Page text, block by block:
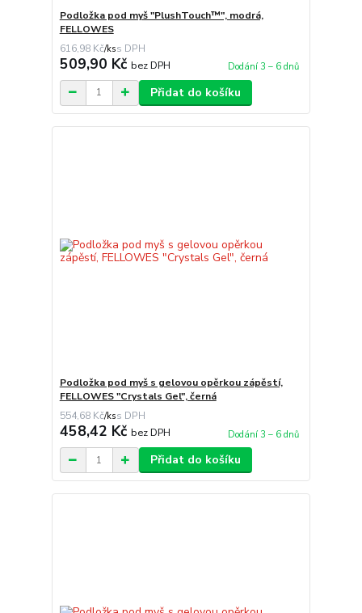
Podložka pod myš "PlushTouch™", modrá,
FELLOWES
616,98 Kč/ks
509,90 Kč bez DPH Dodání 3 – 6 dnů
Přidat do košíku
Podložka pod myš s gelovou opěrkou zápěstí,
FELLOWES "Crystals Gel", černá
554,68 Kč/ks
458,42 Kč bez DPH Dodání 3 – 6 dnů
Přidat do košíku